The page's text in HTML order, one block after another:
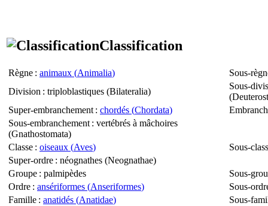
Classification
Règne : animaux (Animalia)
Sous-
Division : triploblastiques (Bilateralia)
Sous-
(
Super-embranchement : chordés (Chordata)
Sous-embranchement : vertébrés à mâchoires
(Gnathostomata)
Classe : oiseaux (Aves)
Sous-
Super-ordre : néognathes (Neognathae)
Groupe : palmipèdes
Sous-
Ordre : ansériformes (Anseriformes)
Sous-
Famille : anatidés (Anatidae)
Sous-